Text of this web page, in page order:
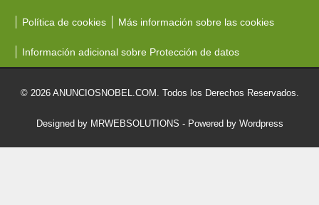
Política de cookies Más información sobre las cookies
Información adicional sobre Protección de datos
© 2026 ANUNCIOSNOBEL.COM. Todos los Derechos Reservados.
Designed by MRWEBSOLUTIONS - Powered by Wordpress